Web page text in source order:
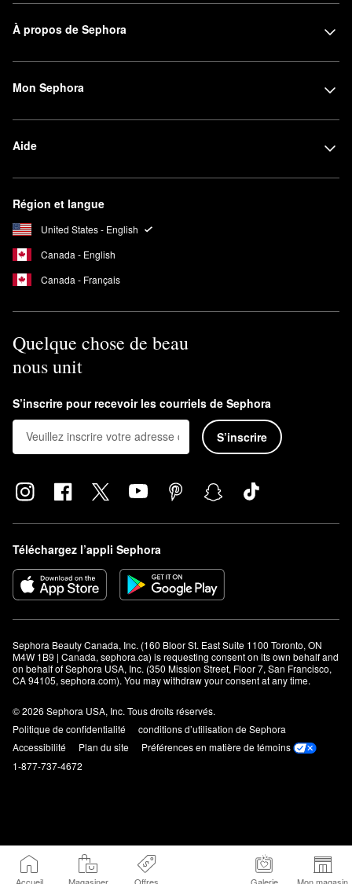
Accueil Magasiner Offres Galerie Mon magasin
À propos de Sephora
Mon Sephora
Aide
Région et langue
United States - English
Canada - English
Canada - Français
Quelque chose de beau
nous unit
S’inscrire pour recevoir les courriels de Sephora
S’inscrire
Téléchargez l’appli Sephora
Sephora Beauty Canada, Inc. (160 Bloor St. East Suite 1100 Toronto, ON
M4W 1B9 | Canada, sephora.ca) is requesting consent on its own behalf and
on behalf of Sephora USA, Inc. (350 Mission Street, Floor 7, San Francisco,
CA 94105, sephora.com). You may withdraw your consent at any time.
© 2026 Sephora USA, Inc. Tous droits réservés.
Politique de confidentialité
conditions d’utilisation de Sephora
Accessibilité
Plan du site
Préférences en matière de témoins
1-877-737-4672